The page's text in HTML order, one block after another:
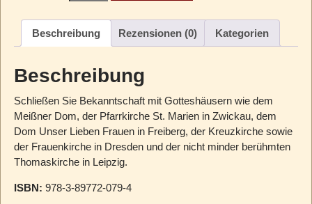
Beschreibung Rezensionen (0) Kategorien
Beschreibung
Schließen Sie Bekanntschaft mit Gotteshäusern wie dem
Meißner Dom, der Pfarrkirche St. Marien in Zwickau, dem
Dom Unser Lieben Frauen in Freiberg, der Kreuzkirche sowie
der Frauenkirche in Dresden und der nicht minder berühmten
Thomaskirche in Leipzig.
ISBN: 978-3-89772-079-4